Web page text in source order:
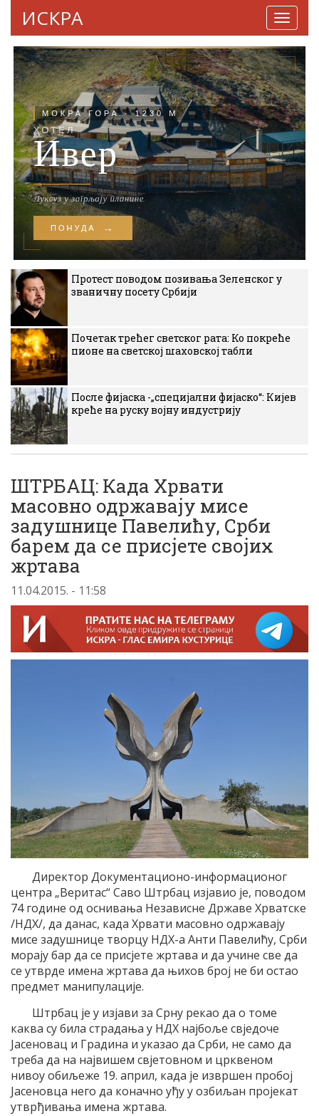
ИСКРА
Протест поводом позивања Зеленског у
званичну посету Србији
Почетак трећег светског рата: Ко покреће
пионе на светској шаховској табли
После фијаска -„специјални фијаско“: Кијев
креће на руску војну индустрију
ШТРБАЦ: Када Хрвати
масовно одржавају мисе
задушнице Павелићу, Срби
барем да се присјете својих
жртава
11.04.2015. - 11:58
Директор Документационо-информационог
центра „Веритас“ Саво Штрбац изјавио је, поводом
74 године од оснивања Независне Државе Хрватске
/НДХ/, да данас, када Хрвати масовно одржавају
мисе задушнице творцу НДХ-а Анти Павелићу, Срби
морају бар да се присјете жртава и да учине све да
се утврде имена жртава да њихов број не би остао
предмет манипулације.
Штрбац је у изјави за Срну рекао да о томе
каква су била страдања у НДХ најбоље свједоче
Јасеновац и Градина и указао да Срби, не само да
треба да на највишем свјетовном и црквеном
нивоу обиљеже 19. април, када је извршен пробој
Јасеновца него да коначно уђу у озбиљан пројекат
утврђивања имена жртава.